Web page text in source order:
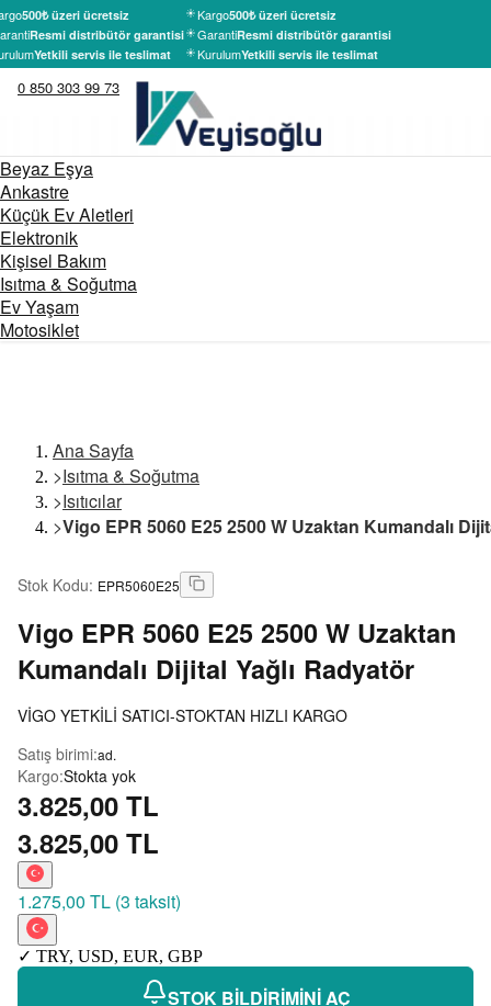
500₺ üzeri ücretsiz
Resmi distribütör garantisi
Yetkili servis ile teslimat
Kargo500₺ üzeri ücretsiz
GarantiResmi distribütör garantisi
KurulumYetkili servis ile teslimat
0 850 303 99 73
Beyaz Eşya
Ankastre
Küçük Ev Aletleri
Elektronik
Kişisel Bakım
Isıtma & Soğutma
Ev Yaşam
Motosiklet
Ana Sayfa
>Isıtma & Soğutma
>Isıtıcılar
>Vigo EPR 5060 E25 2500 W Uzaktan Kumandalı
Stok Kodu: EPR5060E25
Vigo EPR 5060 E25 2500 W Uzaktan
Kumandalı Dijital Yağlı Radyatör
VİGO YETKİLİ SATICI-STOKTAN HIZLI KARGO
Satış birimi:ad.
Kargo:Stokta yok
3.825,00 TL
3.825,00 TL
1.275,00 TL (3 taksit)
✓ TRY, USD, EUR, GBP
STOK BİLDİRİMİNİ AÇ